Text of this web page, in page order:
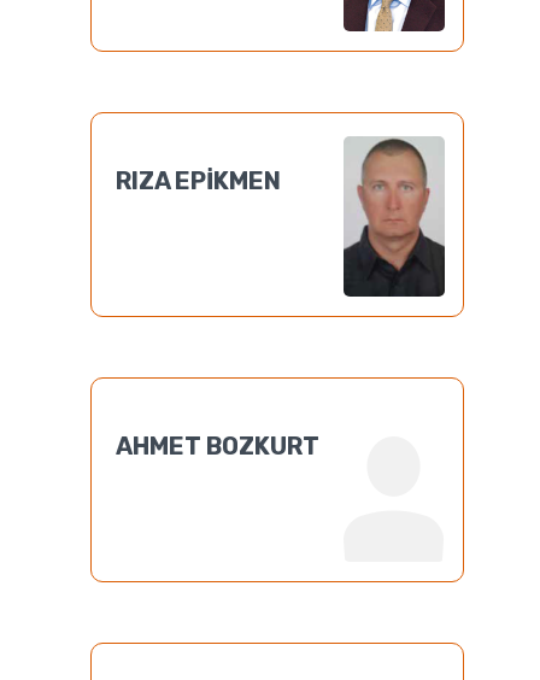
RIZA EPİKMEN
AHMET BOZKURT